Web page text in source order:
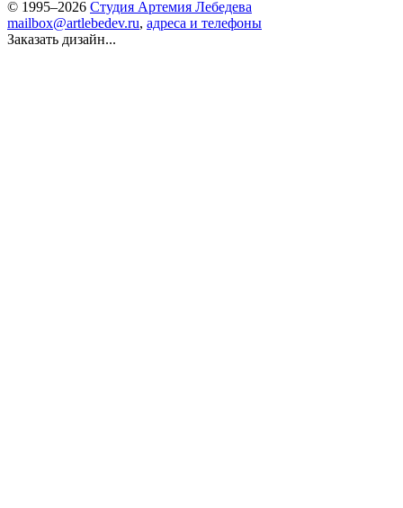
© 1995–2026 Студия Артемия Лебедева
mailbox@artlebedev.ru, адреса и телефоны
Заказать дизайн...